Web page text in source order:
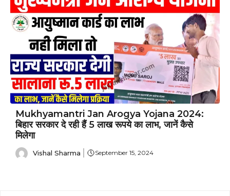
Mukhyamantri Jan Arogya Yojana 2024:
बिहार सरकार दे रही हैं 5 लाख रूपये का लाभ, जानें कैसे
मिलेगा
Vishal Sharma September 15, 2024